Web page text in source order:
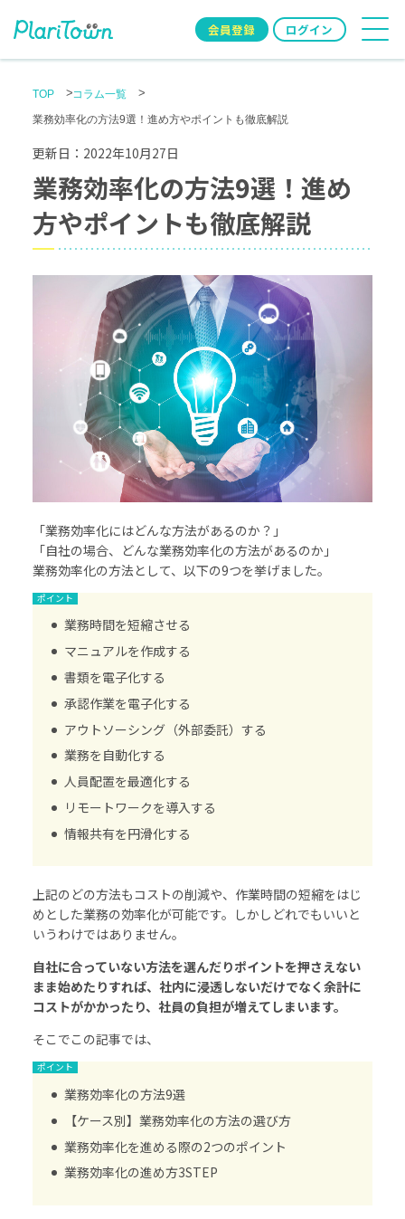
会員登録 ログイン
TOP
コラム一覧
業務効率化の方法9選！進め方やポイントも徹底解説
更新日： 2022年10月27日
業務効率化の方法9選！進め
方やポイントも徹底解説
「業務効率化にはどんな方法があるのか？」
「自社の場合、どんな業務効率化の方法があるのか」
業務効率化の方法として、以下の9つを挙げました。
業務時間を短縮させる
マニュアルを作成する
書類を電子化する
承認作業を電子化する
アウトソーシング（外部委託）する
業務を自動化する
人員配置を最適化する
リモートワークを導入する
情報共有を円滑化する
上記のどの方法もコストの削減や、作業時間の短縮をはじ
めとした業務の効率化が可能です。しかしどれでもいいと
いうわけではありません。
自社に合っていない方法を選んだりポイントを押さえない
まま始めたりすれば、社内に浸透しないだけでなく余計に
コストがかかったり、社員の負担が増えてしまいます。
そこでこの記事では、
業務効率化の方法9選
【ケース別】業務効率化の方法の選び方
業務効率化を進める際の2つのポイント
業務効率化の進め方3STEP